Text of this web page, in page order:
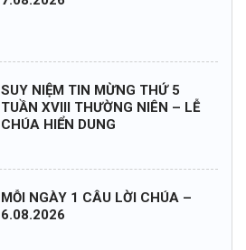
SUY NIỆM TIN MỪNG THỨ 5
TUẦN XVIII THƯỜNG NIÊN – LỄ
CHÚA HIỂN DUNG
MỖI NGÀY 1 CÂU LỜI CHÚA –
6.08.2026